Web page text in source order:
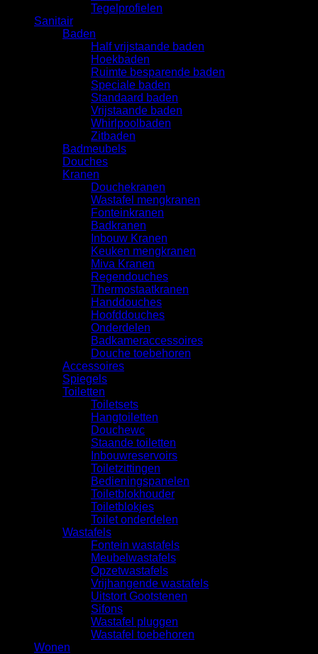
Tegelprofielen
Sanitair
Baden
Half vrijstaande baden
Hoekbaden
Ruimte besparende baden
Speciale baden
Standaard baden
Vrijstaande baden
Whirlpoolbaden
Zitbaden
Badmeubels
Douches
Kranen
Douchekranen
Wastafel mengkranen
Fonteinkranen
Badkranen
Inbouw Kranen
Keuken mengkranen
Miva Kranen
Regendouches
Thermostaatkranen
Handdouches
Hoofddouches
Onderdelen
Badkameraccessoires
Douche toebehoren
Accessoires
Spiegels
Toiletten
Toiletsets
Hangtoiletten
Douchewc
Staande toiletten
Inbouwreservoirs
Toiletzittingen
Bedieningspanelen
Toiletblokhouder
Toiletblokjes
Toilet onderdelen
Wastafels
Fontein wastafels
Meubelwastafels
Opzetwastafels
Vrijhangende wastafels
Uitstort Gootstenen
Sifons
Wastafel pluggen
Wastafel toebehoren
Wonen